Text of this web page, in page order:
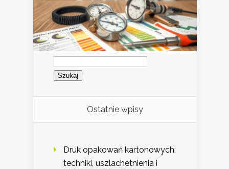
Szukaj:
Ostatnie wpisy
Druk opakowań kartonowych:
techniki, uszlachetnienia i